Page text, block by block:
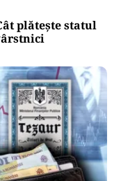
plătește statul